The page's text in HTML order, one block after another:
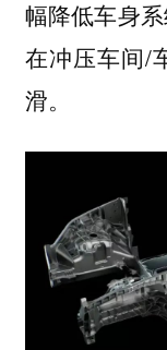
幅降低车身
在冲压车间/
滑。